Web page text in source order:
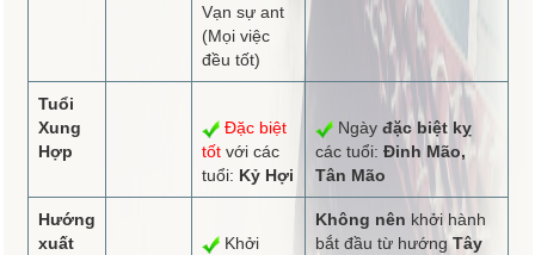
Vạn sự ant
(Mọi việc
đều tốt)
Tuổi
Xung
Hợp
Đặc biệt
tốtvới các
tuổi: Kỷ Hợi
Ngày đặc biệt kỵ
các tuổi: Đinh Mão,
Tân Mão
Hướng
xuất
Khởi
Không nên khởi hành
bắt đầu từ hướng Tây